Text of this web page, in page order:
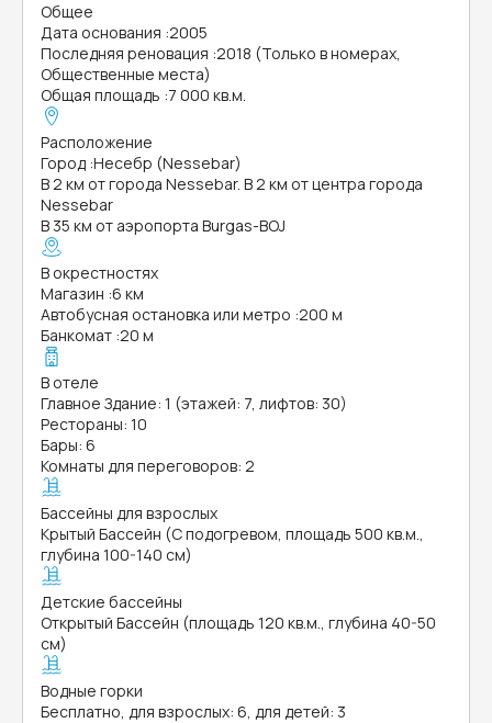
Общее
Дата основания :2005
Последняя реновация :2018 (Только в номерах,
Общественные места)
Общая площадь :7 000 кв.м.
Расположение
Город :Несебр (Nessebar)
В 2 км от города Nessebar. В 2 км от центра города
Nessebar
В 35 км от аэропорта Burgas-BOJ
В окрестностях
Магазин :6 км
Автобусная остановка или метро :200 м
Банкомат :20 м
В отеле
Главное Здание: 1 (этажей: 7, лифтов: 30)
Рестораны: 10
Бары: 6
Комнаты для переговоров: 2
Бассейны для взрослых
Крытый Бассейн (С подогревом, площадь 500 кв.м.,
глубина 100-140 см)
Детские бассейны
Открытый Бассейн (площадь 120 кв.м., глубина 40-50
см)
Водные горки
Бесплатно, для взрослых: 6, для детей: 3